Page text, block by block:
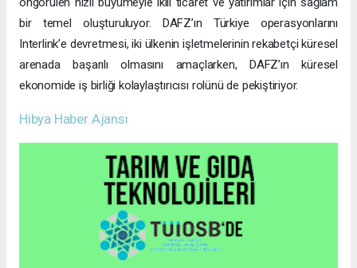
Bu ortaklığın faydalarını maksimize etmek için, DAFZ ve
Interlink, Türk iş dünyasıyla yakın iletişim kurmaya odaklanacak.
Roadshowlar, sadece farkındalık yaratmakla kalmayacak, aynı
zamanda CEPA’nın sürdürülebilir ticaret ortaklıkları kurma
platform sağlayacak.
Uzun vadeli büyümeye yönelik ekonomik sinerjiler
CEPA ile enerji, üretim ve lojistik dahil birçok sektörde
öngörülen hızlı büyümeyle ikili ticaret ve yatırımlar için sağlam
bir temel oluşturuluyor. DAFZ’ın Türkiye operasyonlarını
Interlink’e devretmesi, iki ülkenin işletmelerinin rekabetçi küresel